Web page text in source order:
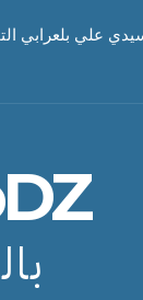
سيدي علي بلعرابي